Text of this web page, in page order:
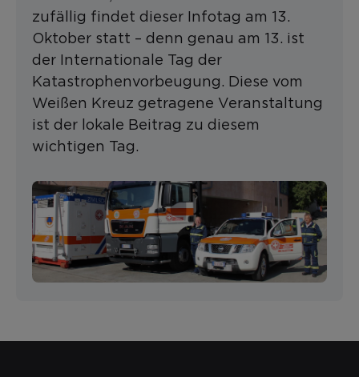
zufällig findet dieser Infotag am 13.
Oktober statt – denn genau am 13. ist
der Internationale Tag der
Katastrophenvorbeugung. Diese vom
Weißen Kreuz getragene Veranstaltung
ist der lokale Beitrag zu diesem
wichtigen Tag.